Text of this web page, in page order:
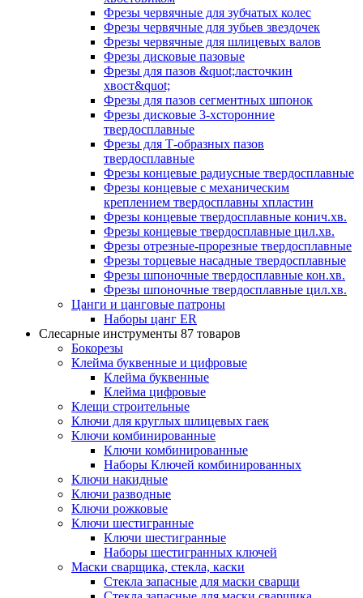
Фрезы червячные для зубчатых колес
Фрезы червячные для зубьев звездочек
Фрезы червячные для шлицевых валов
Фрезы дисковые пазовые
Фрезы для пазов &quot;ласточкин
хвост&quot;
Фрезы для пазов сегментных шпонок
Фрезы дисковые 3-хсторонние
твердосплавные
Фрезы для Т-образных пазов
твердосплавные
Фрезы концевые радиусные твердосплавные
Фрезы концевые с механическим
креплением твердосплавны хпластин
Фрезы концевые твердосплавные конич.хв.
Фрезы концевые твердосплавные цил.хв.
Фрезы отрезные-прорезные твердосплавные
Фрезы торцевые насадные твердосплавные
Фрезы шпоночные твердосплавные кон.хв.
Фрезы шпоночные твердосплавные цил.хв.
Цанги и цанговые патроны
Наборы цанг ER
Слесарные инструменты 87 товаров
Бокорезы
Клейма буквенные и цифровые
Клейма буквенные
Клейма цифровые
Клещи строительные
Ключи для круглых шлицевых гаек
Ключи комбинированные
Ключи комбинированные
Наборы Ключей комбинированных
Ключи накидные
Ключи разводные
Ключи рожковые
Ключи шестигранные
Ключи шестигранные
Наборы шестигранных ключей
Маски сварщика, стекла, каски
Стекла запасные для маски сварщи